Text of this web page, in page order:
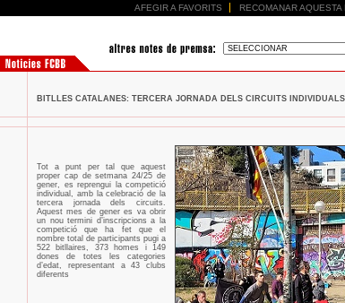
AFEGIR A FAVORITS RECOMANAR AQUESTA
BITLLES CATALANES: TERCERA JORNADA DELS CIRCUITS
Tot a punt per tal que aquest
proper cap de setmana 24/25 de
gener, es reprengui la competició
individual, amb la celebració de la
tercera jornada dels circuits.
Aquest mes de gener es va obrir
un nou termini d’inscripcions a la
competició que ha fet que el
nombre total de participants pugi a
522 bitllaires, 373 homes i 149
dones de totes les categories
d’edat, representant a 43 clubs
diferents